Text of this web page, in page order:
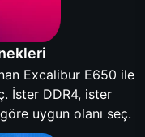
Excalibur E650 ile
İster DDR4, ister
uygun olanı seç.